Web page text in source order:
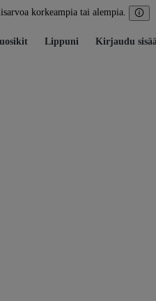
korkeampia tai alempia.
Lippuni Kirjaudu